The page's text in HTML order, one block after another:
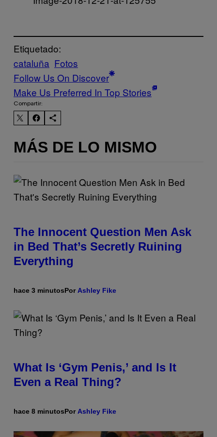
Etiquetado:
cataluña Fotos
Follow Us On Discover
Make Us Preferred In Top Stories
Compartir:
MÁS DE LO MISMO
The Innocent Question Men Ask
in Bed That’s Secretly Ruining
Everything
hace 3 minutosPorAshley Fike
What Is ‘Gym Penis,’ and Is It
Even a Real Thing?
hace 8 minutosPorAshley Fike